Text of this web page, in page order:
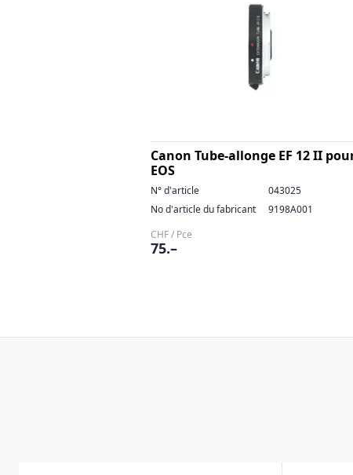
Canon Tube-allonge EF 12 II
EOS
N° d'article
043025
No d'article du fabricant
9198A001
CHF / Pce
75.–